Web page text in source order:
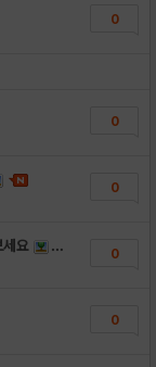
0
0
0
세요 0
0